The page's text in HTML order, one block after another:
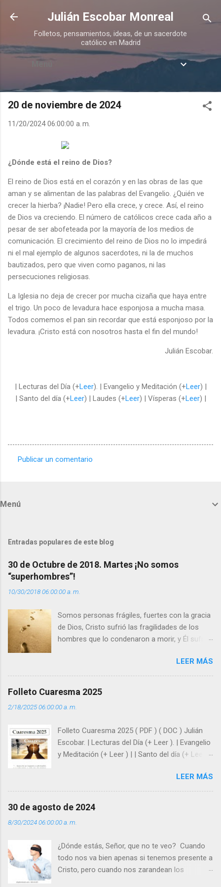
Ir al contenido principal
Julián Escobar Monreal
Folletos, pensamientos, ideas, de un sacerdote
católico en Madrid
Menú
20 de noviembre de 2024
11/20/2024 06:00:00 a. m.
¿Dónde está el reino de Dios?
El reino de Dios está en el corazón y en las obras de las que
aman y se alimentan de las palabras del Evangelio. ¿Quién ve
crecer la hierba? ¡Nadie! Pero ella crece, y crece. Así, el reino
de Dios va creciendo. El número de católicos crece cada año a
pesar de ser abofeteada por la mayoría de los medios de
comunicación. El crecimiento del reino de Dios no lo impedirá
ni el mal ejemplo de algunos sacerdotes, ni la de muchos
bautizados, pero que viven como paganos, ni las
persecuciones religiosas.
La Iglesia no deja de crecer por mucha cizaña que haya entre
el trigo. Un poco de levadura hace esponjosa a mucha masa.
Todos comemos el pan sin recordar que está esponjoso por la
levadura. ¡Cristo está con nosotros hasta el fin del mundo!
Julián Escobar.
| Lecturas del Día (+Leer). | Evangelio y Meditación (+Leer) |
| Santo del día (+Leer) | Laudes (+Leer) | Vísperas (+Leer) |
t
r
i
o
s
Publicar un comentario
Menú
Entradas populares de este blog
30 de Octubre de 2018. Martes ¡No somos
“superhombres”!
10/30/2018 06:00:00 a. m.
Somos personas frágiles, fuertes con la gracia
de Dios, Cristo sufrió las fragilidades de los
hombres que lo condenaron a morir, y Él sufrió
enseña Jesucristo? Que, si seguimos sus
huellas, sin ser superhombres, podemos
siempre está pendiente de nosotros. Amar es
y protegidos por nosotros. “ Señor, soy un
árbol sin frutos, pero tú me das la savia para
que al menos mis ramas y hojas den sombra
super hombre? - ¿Superas tu fragilidad con la
gracia de Dios? Julián Escobar. | Lecturas del
Día (+ Leer ). | Evangelio y Meditación (+ Leer ) |
LEER MÁS
Folleto Cuaresma 2025
2/18/2025 06:00:00 a. m.
Folleto Cuaresma 2025 ( PDF ) ( DOC ) Julián
Escobar. | Lecturas del Día (+ Leer ). | Evangelio
y Meditación (+ Leer ) | | Santo del día (+ Leer )
LEER MÁS
30 de agosto de 2024
8/30/2024 06:00:00 a. m.
¿Dónde estás, Señor, que no te veo? Cuando
todo nos va bien apenas si tenemos presente a
Cristo, pero cuando nos zarandean los